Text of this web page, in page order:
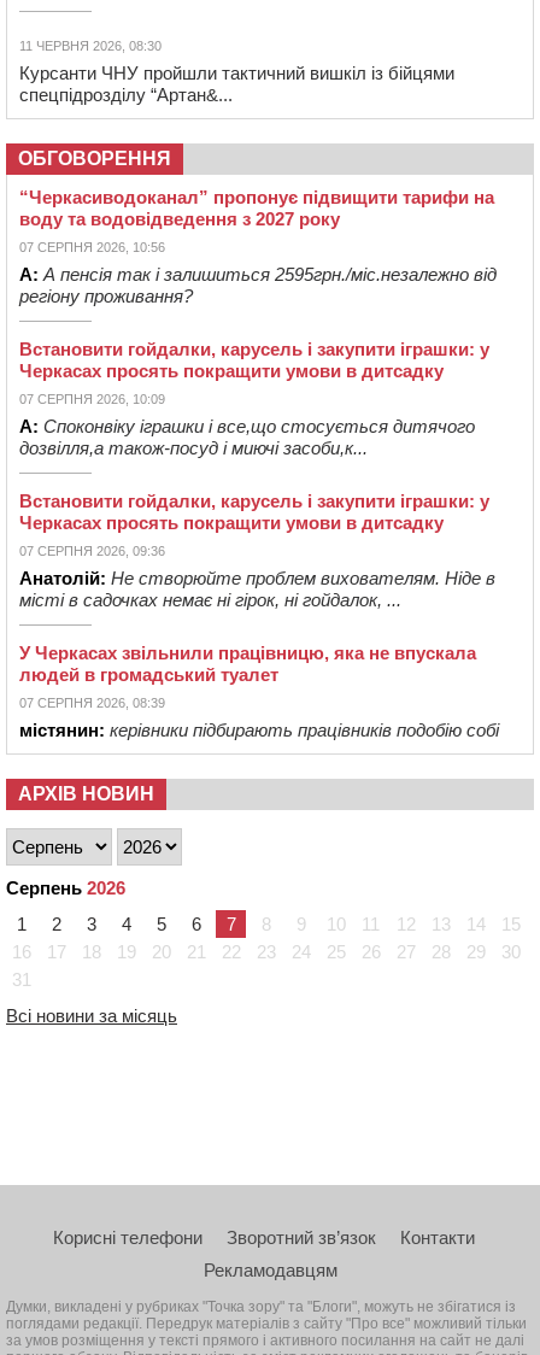
11 ЧЕРВНЯ 2026, 08:30
Курсанти ЧНУ пройшли тактичний вишкіл із бійцями
спецпідрозділу “Артан&...
ОБГОВОРЕННЯ
“Черкасиводоканал” пропонує підвищити тарифи на
воду та водовідведення з 2027 року
07 СЕРПНЯ 2026, 10:56
А: А пенсія так і залишиться 2595грн./міс.незалежно від
регіону проживання?
Встановити гойдалки, карусель і закупити іграшки: у
Черкасах просять покращити умови в дитсадку
07 СЕРПНЯ 2026, 10:09
А: Споконвіку іграшки і все,що стосується дитячого
дозвілля,а також-посуд і миючі засоби,к...
Встановити гойдалки, карусель і закупити іграшки: у
Черкасах просять покращити умови в дитсадку
07 СЕРПНЯ 2026, 09:36
Анатолій: Не створюйте проблем вихователям. Ніде в
місті в садочках немає ні гірок, ні гойдалок, ...
У Черкасах звільнили працівницю, яка не впускала
людей в громадський туалет
07 СЕРПНЯ 2026, 08:39
містянин: керівники підбирають працівників подобію собі
АРХІВ НОВИН
Серпень 2026
1
2 3 4 5 6 7 8 9 10 11 12 13 14
15
16
17 18 19 20 21 22 23 24 25 26 27 28 29
30
31
Всі новини за місяць
Корисні телефони Зворотний зв’язок
Контакти
Рекламодавцям
Думки, викладені у рубриках "Точка зору" та "Блоги", можуть не збігатися із
поглядами редакції. Передрук матеріалів з сайту "Про все" можливий тільки
за умов розміщення у тексті прямого і активного посилання на сайт не далі